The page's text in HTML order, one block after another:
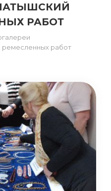
РАБОТ
ремесленных работ